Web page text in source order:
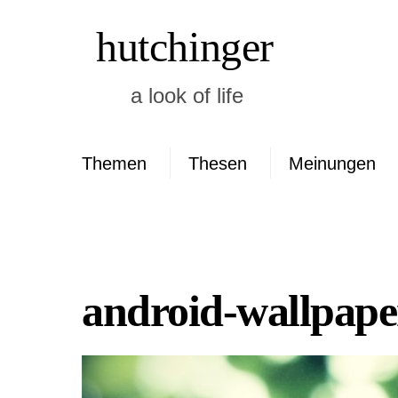
hutchinger
a look of life
Themen Thesen Meinungen
android-